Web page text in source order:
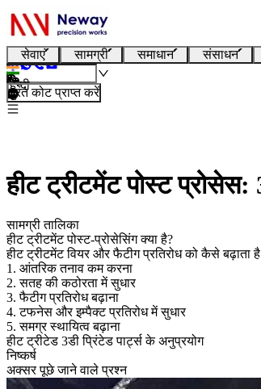
सेवाएं सामग्री समाधान संसाधन
हिन्दी
तुरंत कोट प्राप्त करें
हीट ट्रीटमेंट पोस्ट प्रोसेस:
सामग्री तालिका
हीट ट्रीटमेंट पोस्ट-प्रोसेसिंग क्या है?
हीट ट्रीटमेंट वियर और फैटीग प्रतिरोध को कैसे बढ़ाता है
1. आंतरिक तनाव कम करना
2. सतह की कठोरता में सुधार
3. फैटीग प्रतिरोध बढ़ाना
4. टफनेस और इम्पैक्ट प्रतिरोध में सुधार
5. समग्र स्थायित्व बढ़ाना
हीट ट्रीटेड 3डी प्रिंटेड पार्ट्स के अनुप्रयोग
निष्कर्ष
अक्सर पूछे जाने वाले प्रश्न